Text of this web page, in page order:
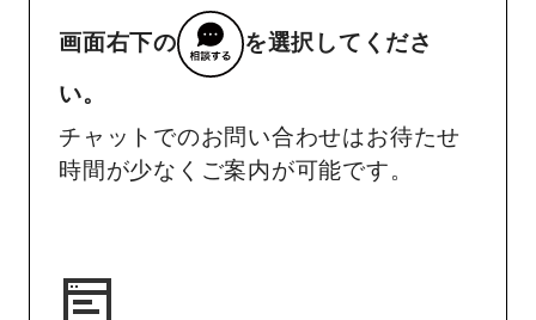
画面右下の を選択してくださ
い。
チャットでのお問い合わせはお待たせ
時間が少なくご案内が可能です。